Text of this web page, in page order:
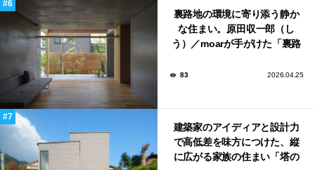
裏路地の環境に寄り添う静か
な住まい。原田収一郎（し
う）／moarが手がけた「裏路
83 2026.04.25
建築家のアイディアと設計力
で高低差を味方につけた、縦
に広がる家族の住まい「塔の